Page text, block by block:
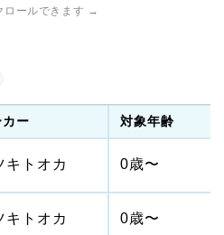
ロールできます →
カー 対象年齢
キトオカ 0歳〜
キトオカ 0歳〜